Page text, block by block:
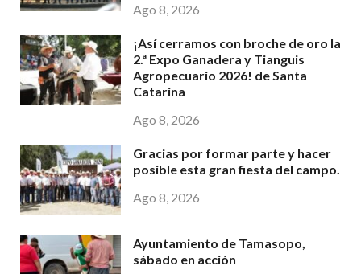
Ago 8, 2026
¡Así cerramos con broche de oro la
2.ª Expo Ganadera y Tianguis
Agropecuario 2026! de Santa
Catarina
Ago 8, 2026
Gracias por formar parte y hacer
posible esta gran fiesta del campo.
Ago 8, 2026
Ayuntamiento de Tamasopo,
sábado en acción